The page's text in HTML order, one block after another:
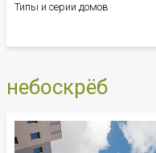
небоскрёб
Типы и серии домов